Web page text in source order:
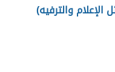
والترفيه)